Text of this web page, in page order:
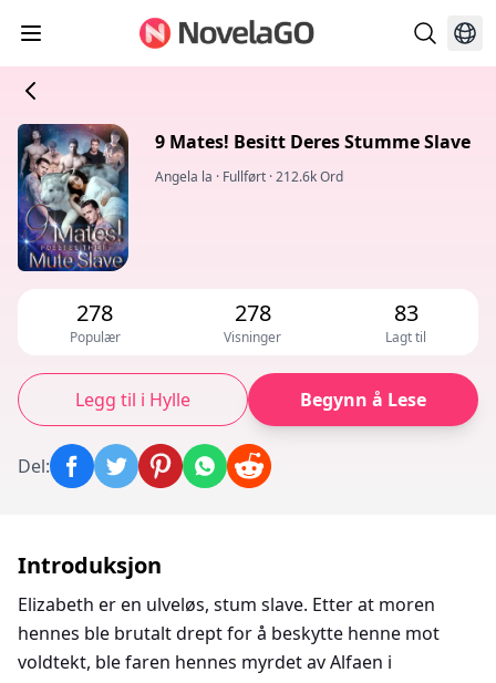
9 Mates! Besitt Deres Stumme Slave
Angela la · Fullført ·212.6k Ord
278
Populær
278
Visninger
83
Lagt til
Legg til i Hylle Begynn å Lese
Del:
Introduksjon
Elizabeth er en ulveløs, stum slave. Etter at moren
hennes ble brutalt drept for å beskytte henne mot
voldtekt, ble faren hennes myrdet av Alfaen i